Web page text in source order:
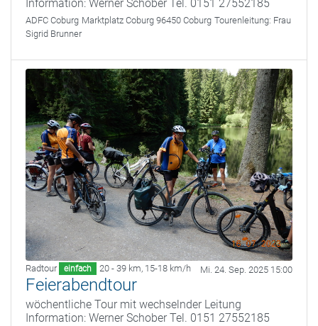
Information: Werner Schober Tel. 0151 27552185
ADFC Coburg Marktplatz Coburg 96450 Coburg Tourenleitung: Frau
Sigrid Brunner
Radtour einfach 20 - 39 km, 15-18 km/h Mi. 24. Sep. 2025 15:00
Feierabendtour
wöchentliche Tour mit wechselnder Leitung
Information: Werner Schober Tel. 0151 27552185